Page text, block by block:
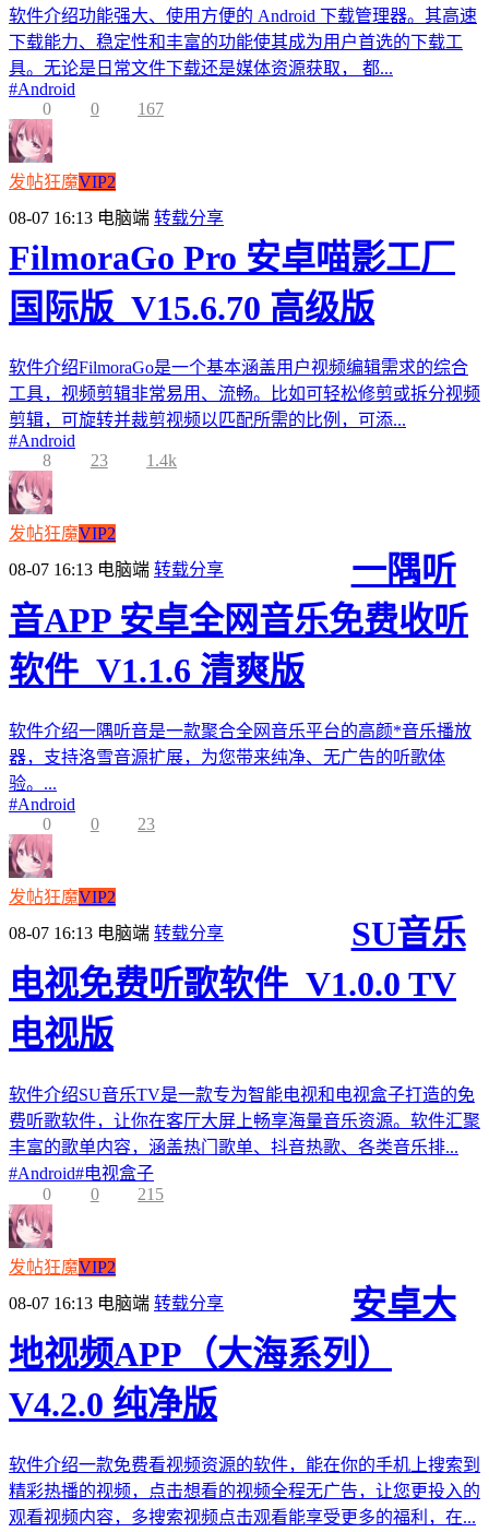
软件介绍功能强大、使用方便的 Android 下载管理器。其高速
下载能力、稳定性和丰富的功能使其成为用户首选的下载工
具。无论是日常文件下载还是媒体资源获取， 都...
#Android
0
0 167
发帖狂魔VIP2
08-07 16:13 电脑端 转载分享
FilmoraGo Pro 安卓喵影工厂
国际版_V15.6.70 高级版
软件介绍FilmoraGo是一个基本涵盖用户视频编辑需求的综合
工具，视频剪辑非常易用、流畅。比如可轻松修剪或拆分视频
剪辑，可旋转并裁剪视频以匹配所需的比例，可添...
#Android
8
23 1.4k
发帖狂魔VIP2
08-07 16:13 电脑端 转载分享
一隅听
音APP 安卓全网音乐免费收听
软件_V1.1.6 清爽版
软件介绍一隅听音是一款聚合全网音乐平台的高颜*音乐播放
器，支持洛雪音源扩展，为您带来纯净、无广告的听歌体
验。...
#Android
0
0 23
发帖狂魔VIP2
08-07 16:13 电脑端 转载分享
SU音乐
电视免费听歌软件_V1.0.0 TV
电视版
软件介绍SU音乐TV是一款专为智能电视和电视盒子打造的免
费听歌软件，让你在客厅大屏上畅享海量音乐资源。软件汇聚
丰富的歌单内容，涵盖热门歌单、抖音热歌、各类音乐排...
#Android#电视盒子
0
0 215
发帖狂魔VIP2
08-07 16:13 电脑端 转载分享
安卓大
地视频APP（大海系列）
V4.2.0 纯净版
软件介绍一款免费看视频资源的软件，能在你的手机上搜索到
精彩热播的视频，点击想看的视频全程无广告，让您更投入的
观看视频内容，多搜索视频点击观看能享受更多的福利，在...